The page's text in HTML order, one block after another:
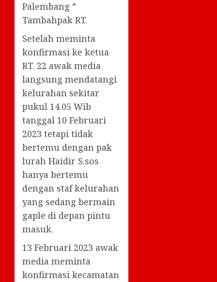
Palembang ”
Tambahpak RT.
Setelah meminta
konfirmasi ke ketua
RT. 22 awak media
langsung mendatangi
kelurahan sekitar
pukul 14.05 Wib
tanggal 10 Februari
2023 tetapi tidak
bertemu dengan pak
lurah Haidir S.sos
hanya bertemu
dengan staf kelurahan
yang sedang bermain
gaple di depan pintu
masuk.
13 Februari 2023 awak
media meminta
konfirmasi kecamatan